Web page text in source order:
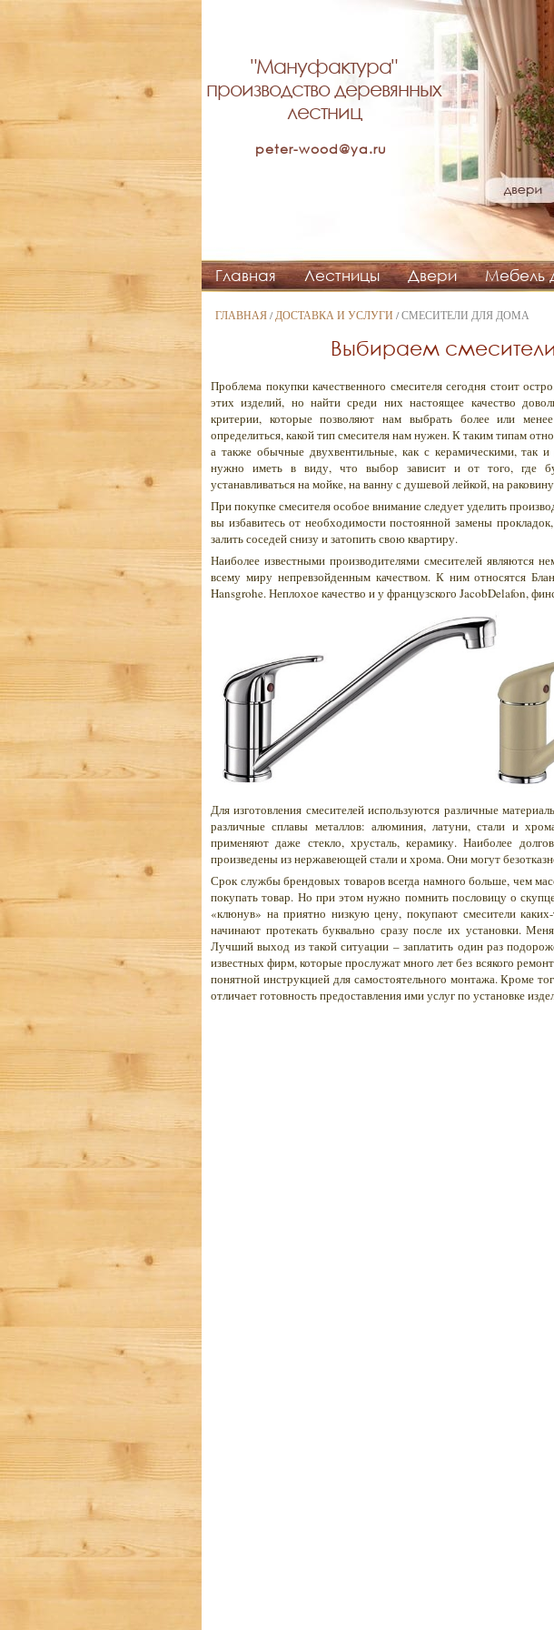
"Мануфактура"
производство деревянных
лестниц
peter-wood@ya.ru
Главная Лестницы Двери Мебель
ГЛАВНАЯ/ДОСТАВКА И УСЛУГИ / СМЕСИТЕЛИ ДЛЯ ДОМА
Выбираем
Проблема покупки качественного смесителя сегодня стоит
этих изделий, но найти среди них настоящее качество
критерии, которые позволяют нам выбрать более или
определиться, какой тип смесителя нам нужен. К таким типам
а также обычные двухвентильные, как с керамическими, так
нужно иметь в виду, что выбор зависит и от того, где
устанавливаться на мойке, на ванну с душевой лейкой, на
При покупке смесителя особое внимание следует уделить
вы избавитесь от необходимости постоянной замены
залить соседей снизу и затопить свою квартиру.
Наиболее известными производителями смесителей являются
всему миру непревзойденным качеством. К ним относятся
Hansgrohe. Неплохое качество и у французского JacobDelafon,
Для изготовления смесителей используются различные
различные сплавы металлов: алюминия, латуни, стали и
применяют даже стекло, хрусталь, керамику. Наиболее
произведены из нержавеющей стали и хрома. Они могут
Срок службы брендовых товаров всегда намного больше, чем
покупать товар. Но при этом нужно помнить пословицу о
«клюнув» на приятно низкую цену, покупают смесители
начинают протекать буквально сразу после их установки.
Лучший выход из такой ситуации – заплатить один раз
известных фирм, которые прослужат много лет без всякого
понятной инструкцией для самостоятельного монтажа. Кроме
отличает готовность предоставления ими услуг по установке